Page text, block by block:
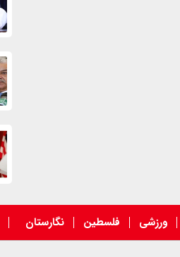
ورزشی فلسطین نگارستان